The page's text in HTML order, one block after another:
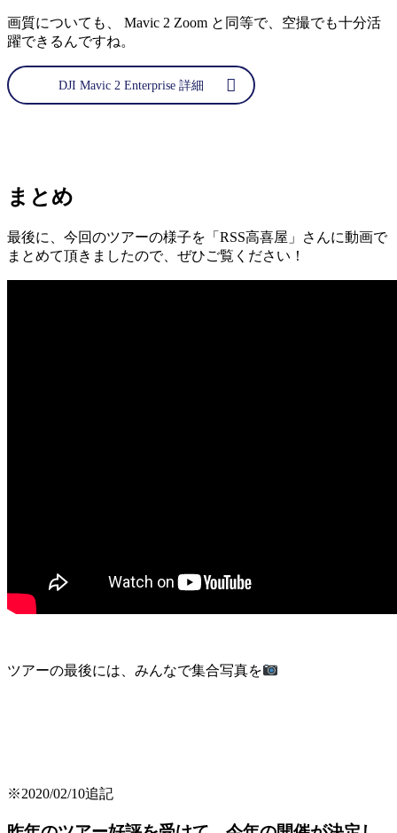
画質についても、 Mavic 2 Zoom と同等で、空撮でも十分活
躍できるんですね。
DJI Mavic 2 Enterprise 詳細
まとめ
最後に、今回のツアーの様子を「RSS高喜屋」さんに動画で
まとめて頂きましたので、ぜひご覧ください！
ツアーの最後には、みんなで集合写真を
※2020/02/10追記